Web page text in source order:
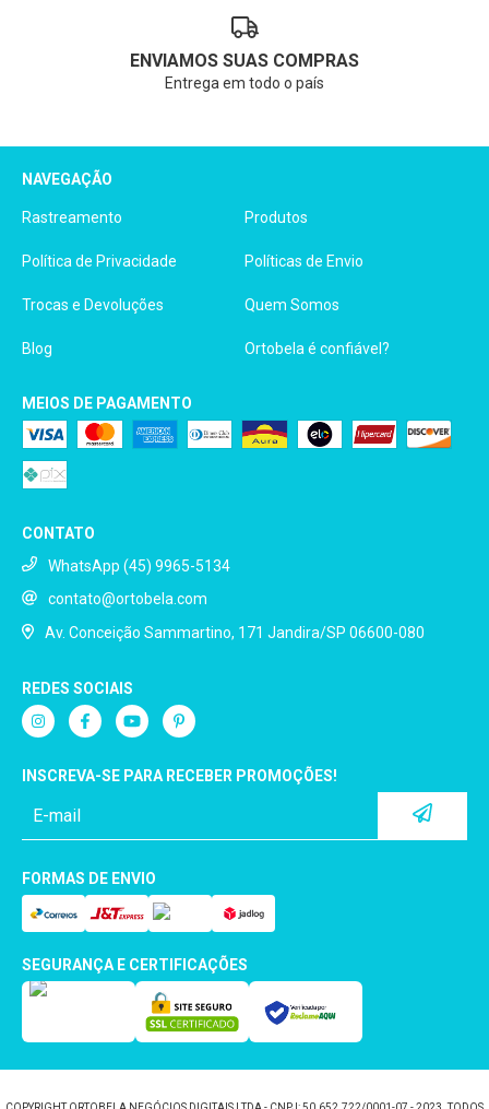
ENVIAMOS SUAS COMPRAS
Entrega em todo o país
NAVEGAÇÃO
Rastreamento Produtos
Política de Privacidade Políticas de Envio
Trocas e Devoluções Quem Somos
Blog Ortobela é confiável?
MEIOS DE PAGAMENTO
CONTATO
WhatsApp (45) 9965-5134
contato@ortobela.com
Av. Conceição Sammartino, 171 Jandira/SP 06600-080
REDES SOCIAIS
INSCREVA-SE PARA RECEBER PROMOÇÕES!
FORMAS DE ENVIO
SEGURANÇA E CERTIFICAÇÕES